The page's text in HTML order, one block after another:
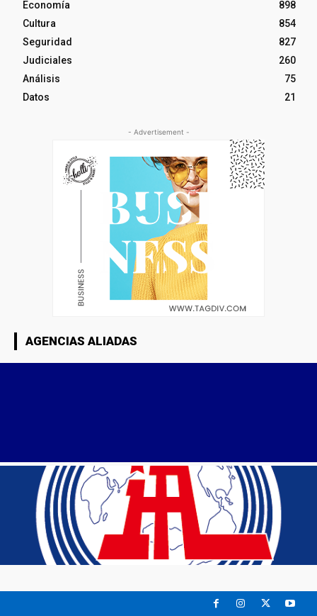
Economía
898
Cultura
854
Seguridad
827
Judiciales
260
Análisis
75
Datos
21
- Advertisement -
AGENCIAS ALIADAS